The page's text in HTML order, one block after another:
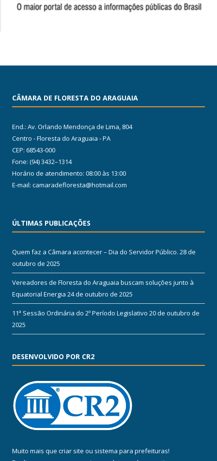
CÂMARA DE FLORESTA DO ARAGUAIA
End.: Av. Orlando Mendonça de Lima, 804
Centro - Floresta do Araguaia - PA
CEP: 68543-000
Fone: (94) 3432–1314
Horário de atendimento: 08:00 às 13:00
E-mail: camaradefloresta@hotmail.com
ÚLTIMAS PUBLICAÇÕES
Quem faz a Câmara acontecer – Dia do Servidor Público. 28 de
outubro de 2025
Vereadores de Floresta do Araguaia buscam soluções junto à
Equatorial Energia 24 de outubro de 2025
11ª Sessão Ordinária do 2º Período Legislativo 20 de outubro de
2025
DESENVOLVIDO POR CR2
Muito mais que criar site ou sistema para prefeituras!